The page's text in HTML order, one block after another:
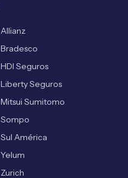
Allianz
Bradesco
HDI Seguros
Liberty Seguros
Mitsui Sumitomo
Sompo
Sul América
Yelum
Zurich